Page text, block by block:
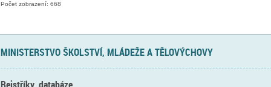
Počet zobrazení: 668
MINISTERSTVO ŠKOLSTVÍ, MLÁDEŽE A TĚLOVÝCHOVY